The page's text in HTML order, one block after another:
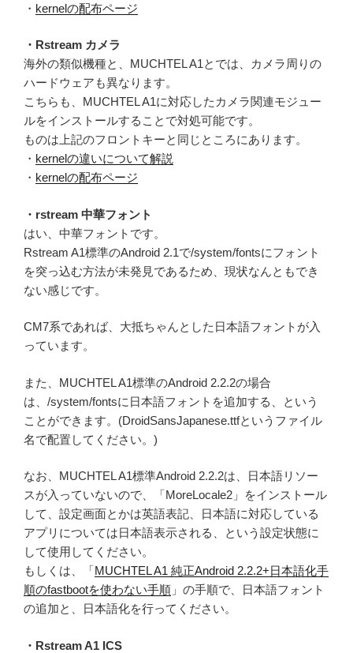
・ kernelの配布ページ
・Rstream カメラ
海外の類似機種と、MUCHTEL A1とでは、カメラ周りの
ハードウェアも異なります。
こちらも、MUCHTEL A1に対応したカメラ関連モジュー
ルをインストールすることで対処可能です。
ものは上記のフロントキーと同じところにあります。
・ kernelの違いについて解説
・ kernelの配布ページ
・rstream 中華フォント
はい、中華フォントです。
Rstream A1標準のAndroid 2.1で/system/fontsにフォント
を突っ込む方法が未発見であるため、現状なんともでき
ない感じです。
CM7系であれば、大抵ちゃんとした日本語フォントが入
っています。
また、MUCHTEL A1標準のAndroid 2.2.2の場合
は、/system/fontsに日本語フォントを追加する、という
ことができます。(DroidSansJapanese.ttfというファイル
名で配置してください。)
なお、MUCHTEL A1標準Android 2.2.2は、日本語リソー
スが入っていないので、「MoreLocale2」をインストール
して、設定画面とかは英語表記、日本語に対応している
アプリについては日本語表示される、という設定状態に
して使用してください。
もしくは、「 MUCHTEL A1 純正Android 2.2.2+日本語化手
順のfastbootを使わない手順 」の手順で、日本語フォント
の追加と、日本語化を行ってください。
・Rstream A1 ICS